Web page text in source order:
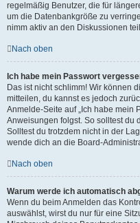
regelmäßig Benutzer, die für
um die Datenbankgröße zu
nimm aktiv an den Diskussionen
Nach oben
Ich habe mein Passwort
Das ist nicht schlimm! Wir können
mitteilen, du kannst es jedoch
Anmelde-Seite auf „Ich habe mein
Anweisungen folgst. So solltest du
Solltest du trotzdem nicht in der
wende dich an die Board-
Nach oben
Warum werde ich automatisch
Wenn du beim Anmelden das
auswählst, wirst du nur für eine